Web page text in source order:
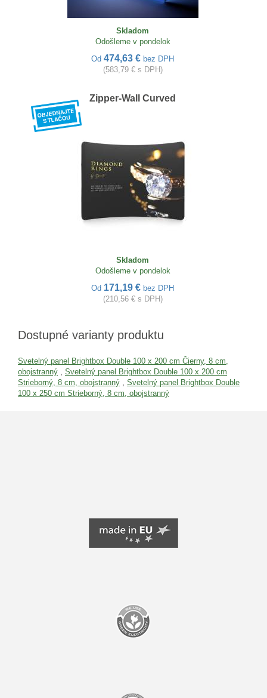
Skladom
Odošleme v pondelok
Od 474,63 € bez DPH
(583,79 € s DPH)
Zipper-Wall Curved
Skladom
Odošleme v pondelok
Od 171,19 € bez DPH
(210,56 € s DPH)
Dostupné varianty produktu
Svetelný panel Brightbox Double 100 x 200 cm Čierny, 8 cm,
obojstranný
Svetelný panel Brightbox Double 100 x 200 cm
Strieborný, 8 cm, obojstranný
Svetelný panel Brightbox Double
100 x 250 cm Strieborný, 8 cm, obojstranný